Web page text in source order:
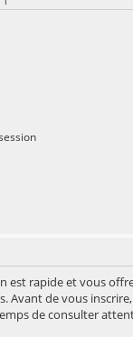
est rapide et vous
de vous
de consulter